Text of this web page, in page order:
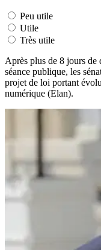
Peu utile
Utile
Très utile
Après plus de 8 jours de
séance publique, les
projet de loi portant
numérique (Elan).